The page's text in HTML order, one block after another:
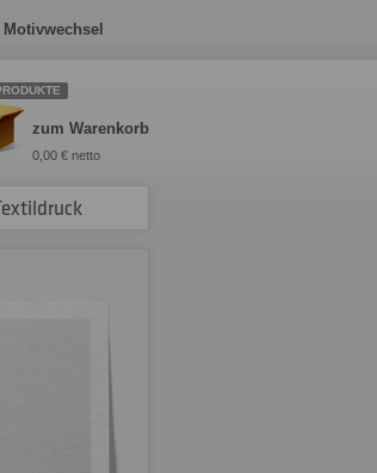
zum Warenkorb
0,00 € netto